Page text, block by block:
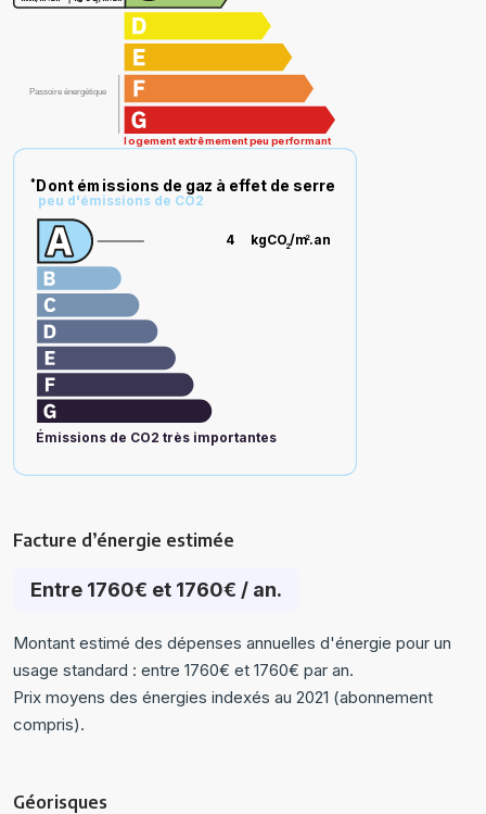
logement extrêmement peu performant
2
Passoire énergétique
* Dont émissions de gaz à effet de serre
peu d'émissions de CO2
Émissions de CO2 très importantes
kgCO2/m2.an
4
Facture d’énergie estimée
Entre 1760€ et 1760€ / an.
Montant estimé des dépenses annuelles d'énergie pour un
usage standard : entre 1760€ et 1760€ par an.
Prix moyens des énergies indexés au 2021 (abonnement
compris).
Géorisques